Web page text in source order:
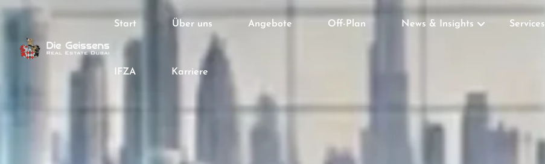
Start Über uns Angebote Off-Plan News & Insights Services
IFZA Karriere